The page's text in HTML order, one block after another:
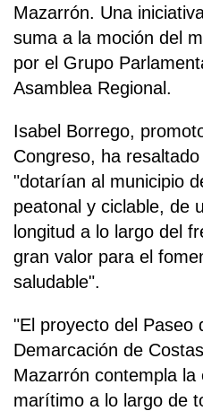
Mazarrón. Una
suma a la moción del
por el Grupo
Asamblea Regional.
Isabel Borrego,
Congreso, ha
"dotarían al municipio
peatonal y ciclable, de
longitud a lo largo del
gran valor para el
saludable".
"El proyecto del Paseo
Demarcación de
Mazarrón contempla
marítimo a lo largo de